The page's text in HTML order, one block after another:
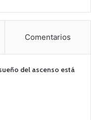
Comentarios
del ascenso está